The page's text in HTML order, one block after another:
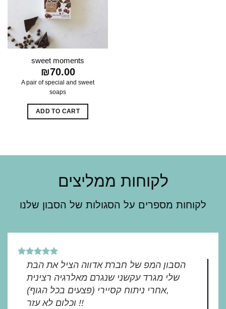
sweet moments
₪70.00
A pair of special and sweet
soaps
ADD TO CART
לקוחות ממליצים
לקוחות מספרים על הסגולות של הסבון שלנו
הסבון המפ של חברת אדווה הציל את הבת
שלי מגרד עקשני שנגרם מאלרגיה רצינית
(פצעים בכל הגוף) אחרי ניתוח קסיירי,
וכלום לא עזר !!